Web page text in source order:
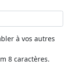
à vos autres
8 caractères.